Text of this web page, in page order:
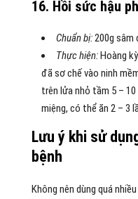
16. Hồi sức hậu
Chuẩn bị:200g sâm
Thực hiện:Hoàng
đã sơ chế vào ninh
trên lửa nhỏ tầm 5 –
miệng, có thể ăn 2 – 3
Lưu ý khi sử
bệnh
Không nên dùng quá